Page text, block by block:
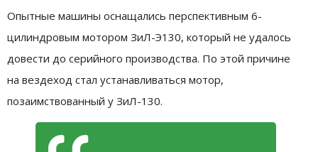
Опытные машины оснащались перспективным 6-
цилиндровым мотором ЗиЛ-Э130, который не удалось
довести до серийного производства. По этой причине
на вездеход стал устанавливаться мотор,
позаимствованный у ЗиЛ-130.